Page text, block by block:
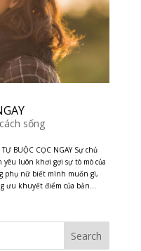
sống
TỰ BUỘC CỌC NGAY Sự chủ
yêu luôn khơi gợi sự tò mò của
phụ nữ biết mình muốn gì,
ưu khuyết điểm của bản...